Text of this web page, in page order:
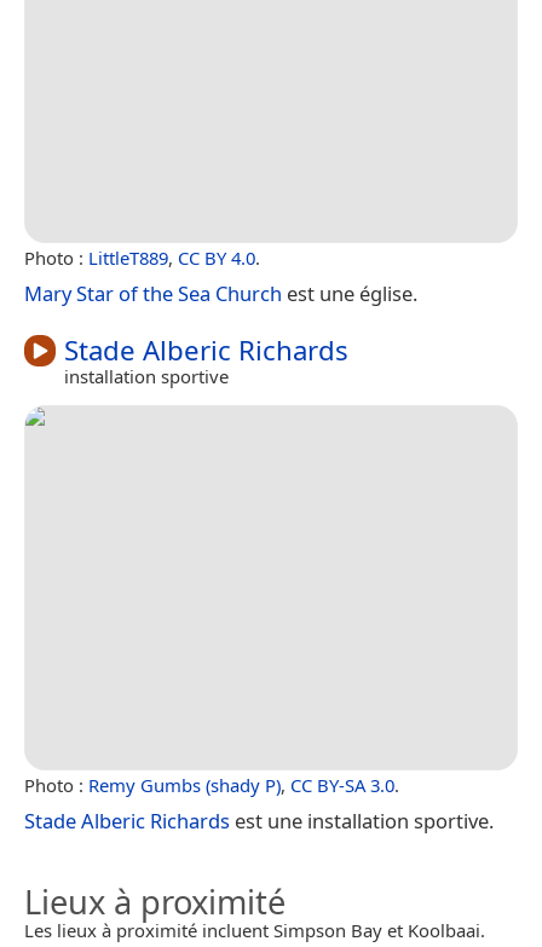
Photo : LittleT889, CC BY 4.0.
Mary Star of the Sea Church est une église.
Stade Alberic Richards
installation sportive
Photo : Remy Gumbs (shady P), CC BY-SA 3.0.
Stade Alberic Richards est une installation sportive.
Lieux à proximité
Les lieux à proximité incluent Simpson Bay et Koolbaai.